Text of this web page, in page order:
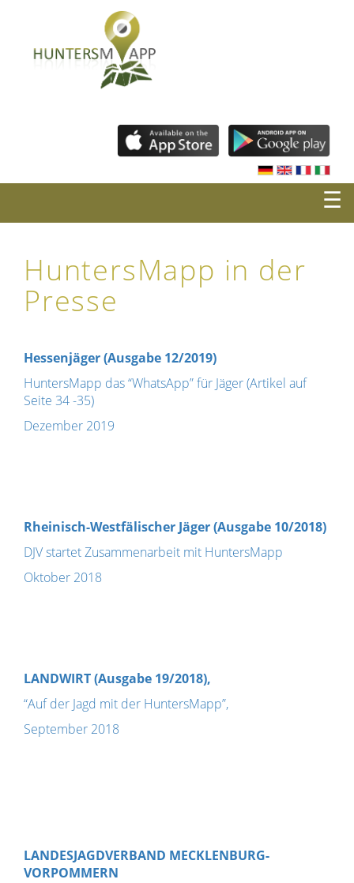
☰
HuntersMapp in der
Presse
Hessenjäger (Ausgabe 12/2019)
HuntersMapp das “WhatsApp” für Jäger (Artikel auf
Seite 34 -35)
Dezember 2019
Rheinisch-Westfälischer Jäger (Ausgabe 10/2018)
DJV startet Zusammenarbeit mit HuntersMapp
Oktober 2018
LANDWIRT (Ausgabe 19/2018),
“Auf der Jagd mit der HuntersMapp”,
September 2018
LANDESJAGDVERBAND MECKLENBURG-
VORPOMMERN